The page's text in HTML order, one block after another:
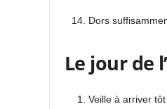
Dors
Le jour de
Veille à arriver